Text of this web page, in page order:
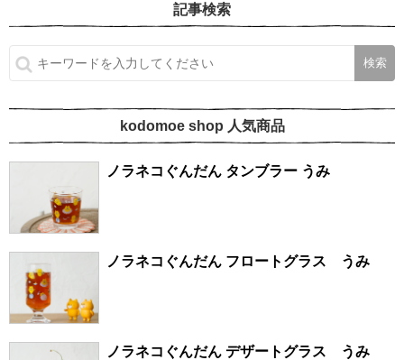
記事検索
kodomoe shop 人気商品
ノラネコぐんだん タンブラー うみ
ノラネコぐんだん フロートグラス うみ
ノラネコぐんだん デザートグラス うみ